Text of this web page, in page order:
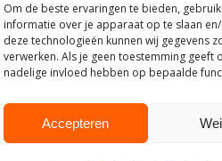
Om de beste ervaringen te bieden,
informatie over je apparaat op te slaan
deze technologieën kunnen wij gegevens
verwerken. Als je geen toestemming geeft
nadelige invloed hebben op bepaalde
Accepteren
Steigerhouthuis op basis van